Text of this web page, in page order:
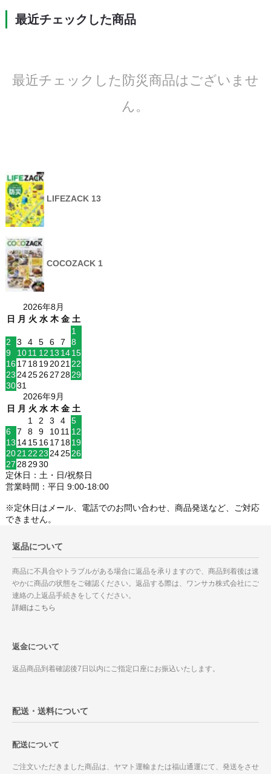
最近チェックした商品
最近チェックした防災商品はございませ
ん。
LIFEZACK 13
COCOZACK 1
2026年8月
日
月 火 水 木 金 土
1
2
3 4 5 6 7
8
9
1011 12 13 1415
16 17 18192021 22
23 24252627 2829
3031
2026年9月
日
月 火 水 木 金 土
1
2 3 4
5
6
7 8 9 1011 12
13 14151617 1819
2021 22 23 242526
27 282930
定休日：土・日/祝祭日
営業時間：平日 9:00-18:00
※定休日はメール、電話でのお問い合わせ、商品発送など、ご対応
できません。
返品について
商品に不具合やトラブルがある場合に返品を承りますので、商品到着後は速
やかに商品の状態をご確認ください。返品する際は、ワンサカ株式会社にご
連絡の上返品手続きをしてください。
詳細はこちら
返金について
返品商品到着確認後7日以内にご指定口座にお振込いたします。
配送・送料について
配送について
ご注文いただきました商品は、ヤマト運輸または福山通運にて、発送をさせ